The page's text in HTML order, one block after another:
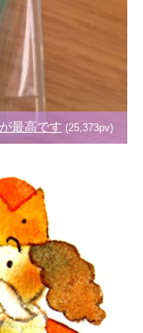
最高です (25,373pv)